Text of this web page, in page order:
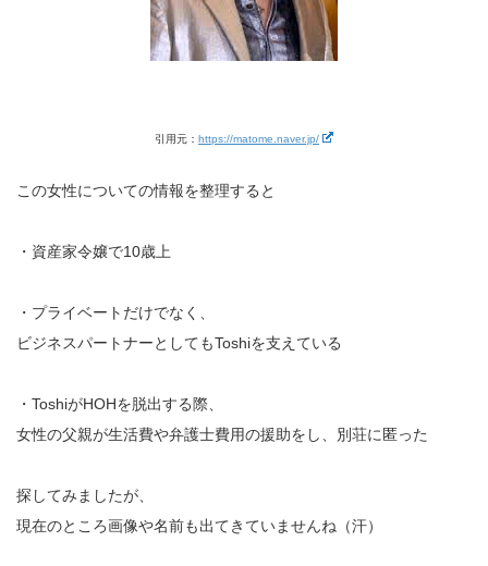
引用元： https://matome.naver.jp/
この女性についての情報を整理すると
・資産家令嬢で10歳上
・プライベートだけでなく、
ビジネスパートナーとしてもToshiを支えている
・ToshiがHOHを脱出する際、
女性の父親が生活費や弁護士費用の援助をし、別荘に匿った
探してみましたが、
現在のところ画像や名前も出てきていませんね（汗）